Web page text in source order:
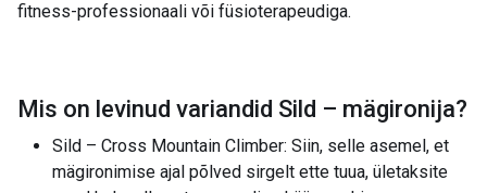
fitness-professionaali või füsioterapeudiga.
Mis on levinud variandid Sild – mägironija?
Sild – Cross Mountain Climber: Siin, selle asemel, et
mägironimise ajal põlved sirgelt ette tuua, ületaksite